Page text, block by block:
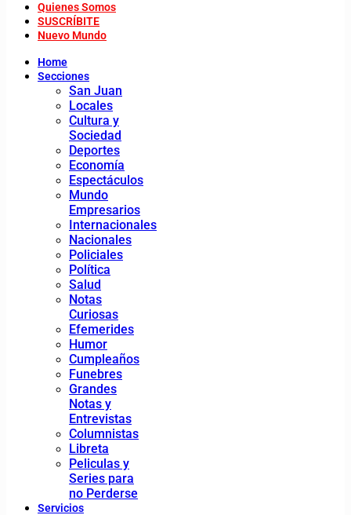
Quienes Somos
SUSCRÍBITE
Nuevo Mundo
Home
Secciones
San Juan
Locales
Cultura y
Sociedad
Deportes
Economía
Espectáculos
Mundo
Empresarios
Internacionales
Nacionales
Policiales
Política
Salud
Notas
Curiosas
Efemerides
Humor
Cumpleaños
Funebres
Grandes
Notas y
Entrevistas
Columnistas
Libreta
Peliculas y
Series para
no Perderse
Servicios